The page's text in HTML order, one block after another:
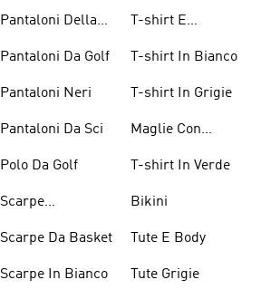
Pantaloni Della
Pantaloni Da Golf
Pantaloni Neri
Pantaloni Da Sci
Polo Da Golf
Scarpe
Scarpe Da Basket
Scarpe In Bianco
T-shirt E
Arancioni
T-shirt In Bianco
T-shirt In Grigie
Maglie Con
T-shirt In Verde
Bikini
Tute E Body
Tute Grigie